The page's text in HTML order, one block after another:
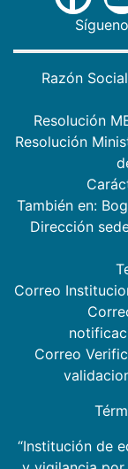
Razón
Resolución
Resolución
También en:
Dirección
Correo
Correo
“Institución de